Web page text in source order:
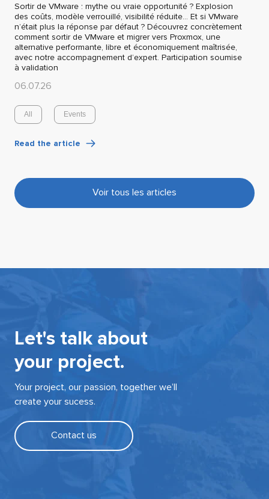
Sortir de VMware : mythe ou vraie opportunité ? Explosion
des coûts, modèle verrouillé, visibilité réduite… Et si VMware
n’était plus la réponse par défaut ? Découvrez concrètement
comment sortir de VMware et migrer vers Proxmox, une
alternative performante, libre et économiquement maîtrisée,
avec notre accompagnement d’expert. Participation soumise
à validation
06.07.26
All Events
Read the article
Voir tous les articles
Let's talk about
your project.
Your project, our passion, together we’ll
create your sucess.
Contact us